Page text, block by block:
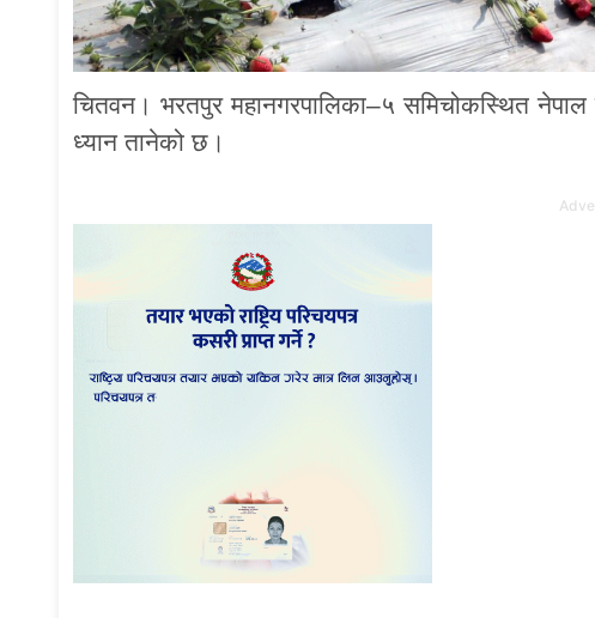
चितवन। भरतपुर महानगरपालिका–५ समिचोकस्थित नेपाल
ध्यान तानेको छ।